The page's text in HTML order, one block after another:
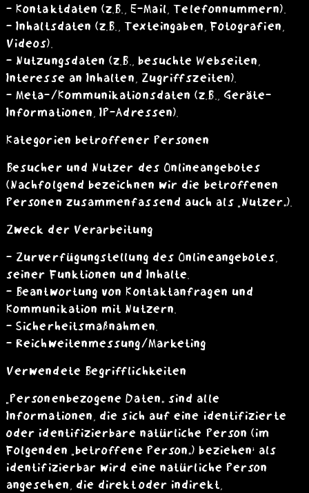
- Kontaktdaten (z.B., E-Mail, Telefonnummern).
- Inhaltsdaten (z.B., Texteingaben, Fotografien,
Videos).
- Nutzungsdaten (z.B., besuchte Webseiten,
Interesse an Inhalten, Zugriffszeiten).
- Meta-/Kommunikationsdaten (z.B., Geräte-
Informationen, IP-Adressen).
Kategorien betroffener Personen
Besucher und Nutzer des Onlineangebotes
(Nachfolgend bezeichnen wir die betroffenen
Personen zusammenfassend auch als „Nutzer“).
Zweck der Verarbeitung
- Zurverfügungstellung des Onlineangebotes,
seiner Funktionen und Inhalte.
- Beantwortung von Kontaktanfragen und
Kommunikation mit Nutzern.
- Sicherheitsmaßnahmen.
- Reichweitenmessung/Marketing
Verwendete Begrifflichkeiten
„Personenbezogene Daten“ sind alle
Informationen, die sich auf eine identifizierte
oder identifizierbare natürliche Person (im
Folgenden „betroffene Person“) beziehen; als
identifizierbar wird eine natürliche Person
angesehen, die direkt oder indirekt,